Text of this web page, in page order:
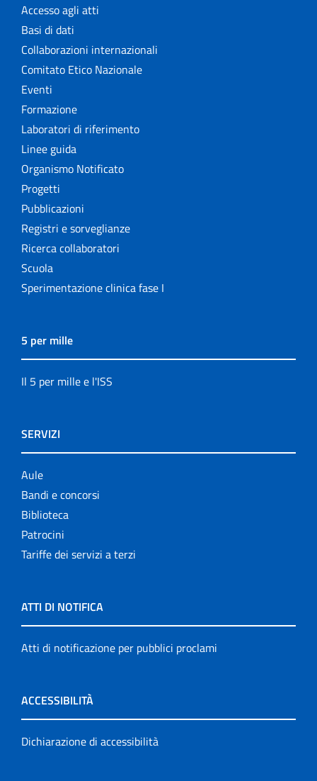
Accesso agli atti
Basi di dati
Collaborazioni internazionali
Comitato Etico Nazionale
Eventi
Formazione
Laboratori di riferimento
Linee guida
Organismo Notificato
Progetti
Pubblicazioni
Registri e sorveglianze
Ricerca collaboratori
Scuola
Sperimentazione clinica fase I
5 per mille
Il 5 per mille e l'ISS
SERVIZI
Aule
Bandi e concorsi
Biblioteca
Patrocini
Tariffe dei servizi a terzi
ATTI DI NOTIFICA
Atti di notificazione per pubblici proclami
ACCESSIBILITÀ
Dichiarazione di accessibilità